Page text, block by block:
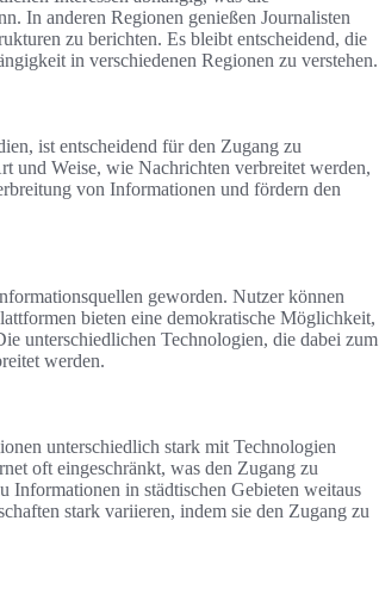
In anderen Regionen genießen Journalisten
zu berichten. Es bleibt entscheidend, die
in verschiedenen Regionen zu verstehen.
ist entscheidend für den Zugang zu
und Weise, wie Nachrichten verbreitet werden,
von Informationen und fördern den
geworden. Nutzer können
bieten eine demokratische Möglichkeit,
unterschiedlichen Technologien, die dabei zum
werden.
unterschiedlich stark mit Technologien
oft eingeschränkt, was den Zugang zu
Informationen in städtischen Gebieten weitaus
stark variieren, indem sie den Zugang zu